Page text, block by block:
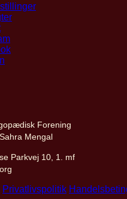
Forening
Mengal
Parkvej 10, 1. mf
Privatlivspolitik